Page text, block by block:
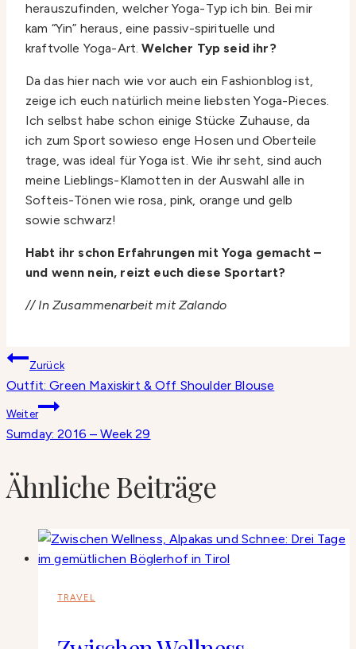
herauszufinden, welcher Yoga-Typ ich bin. Bei mir
kam “Yin” heraus, eine passiv-spirituelle und
kraftvolle Yoga-Art.Welcher Typ seid ihr?
Da das hier nach wie vor auch ein Fashionblog ist,
zeige ich euch natürlich meine liebsten Yoga-Pieces.
Ich selbst habe schon einige Stücke Zuhause, da
ich zum Sport sowieso enge Hosen und Oberteile
trage, was ideal für Yoga ist. Wie ihr seht, sind auch
meine Lieblings-Klamotten in der Auswahl alle in
Softeis-Tönen wie rosa, pink, orange und gelb
sowie schwarz!
Habt ihr schon Erfahrungen mit Yoga gemacht –
und wenn nein, reizt euch diese Sportart?
// In Zusammenarbeit mit Zalando
Beitragsnavigation
Zurück
Outfit: Green Maxiskirt & Off Shoulder Blouse
Weiter
Sumday: 2016 – Week 29
Ähnliche Beiträge
TRAVEL